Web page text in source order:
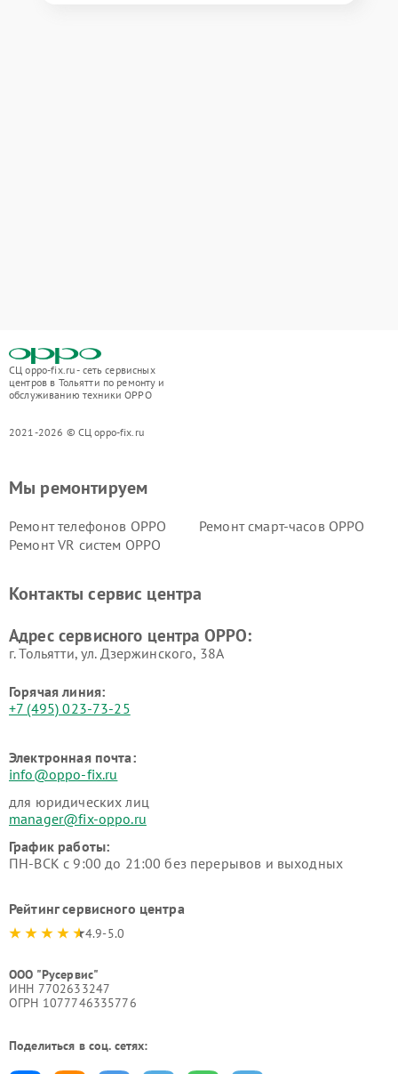
СЦ oppo-fix.ru - сеть сервисных
центров в Тольятти по ремонту и
обслуживанию техники OPPO
2021-2026 © СЦ oppo-fix.ru
Мы ремонтируем
Ремонт телефонов OPPO
Ремонт смарт-часов OPPO
Ремонт VR систем OPPO
Контакты сервис центра
Адрес сервисного центра OPPO:
г. Тольятти, ул. Дзержинского, 38А
Горячая линия:
+7 (495) 023-73-25
Электронная почта:
info@oppo-fix.ru
для юридических лиц
manager@fix-oppo.ru
График работы:
ПН-ВСК с 9:00 до 21:00 без перерывов и выходных
Рейтинг сервисного центра
4.9-5.0
ООО "Русервис"
ИНН 7702633247
ОГРН 1077746335776
Поделиться в соц. сетях: